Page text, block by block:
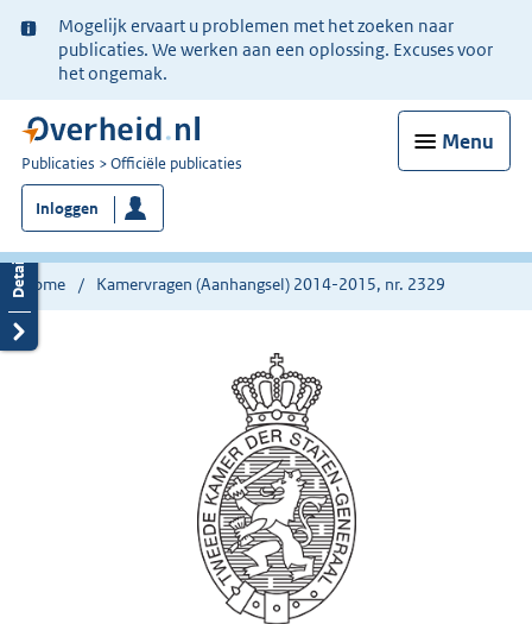
Ter
informatie:
Mogelijk ervaart u problemen met het zoeken naar
publicaties. We werken aan een oplossing. Excuses voor
het ongemak.
Menu
U
bent
nu
hier:
Publicaties Officiële publicaties
Inloggen
Home Kamervragen (Aanhangsel) 2014-2015, nr. 2329